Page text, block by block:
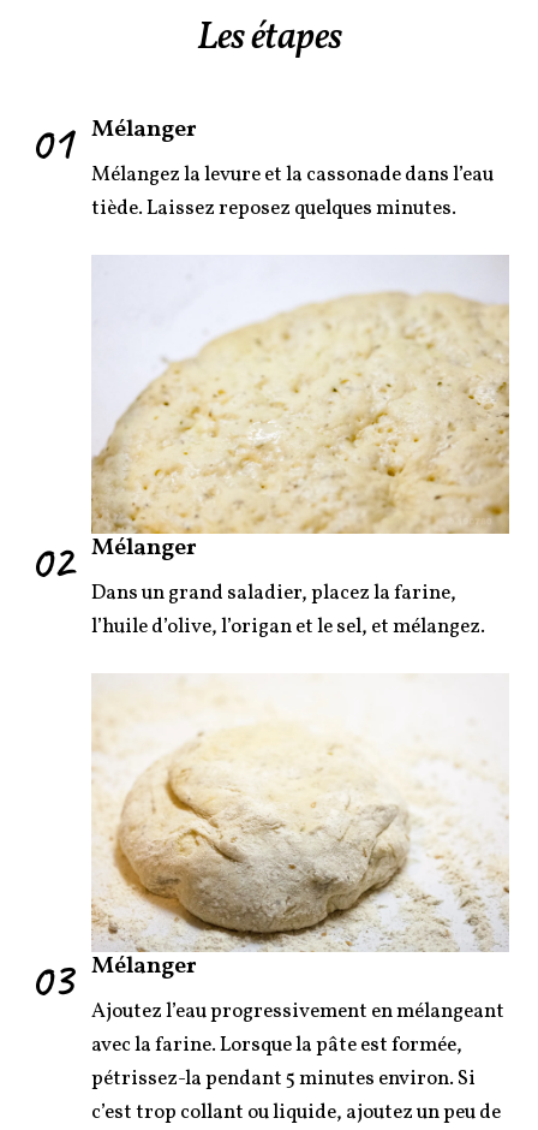
Les étapes
01 Mélanger
Mélangez la levure et la cassonade dans l’eau
tiède. Laissez reposez quelques minutes.
02 Mélanger
Dans un grand saladier, placez la farine,
l’huile d’olive, l’origan et le sel, et mélangez.
03 Mélanger
Ajoutez l’eau progressivement en mélangeant
avec la farine. Lorsque la pâte est formée,
pétrissez-la pendant 5 minutes environ. Si
c’est trop collant ou liquide, ajoutez un peu de